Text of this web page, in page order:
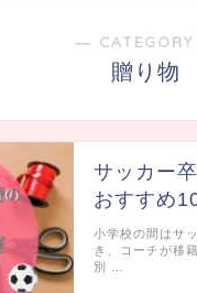
―
贈り物
サッカー
おすすめ
小学校の間はサ
き、コーチが移
別 …